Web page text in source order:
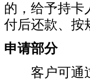
的，给予持卡
付后还款、
申请部分
客户可通过